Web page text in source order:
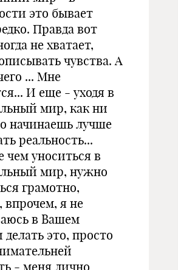
это бывает
Правда вот
не хватает,
чувства. А
... Мне
И еще - уходя в
мир, как ни
начинаешь лучше
реальность...
чем уноситься в
мир, нужно
грамотно,
впрочем, я не
в Вашем
это, просто
- меня лично